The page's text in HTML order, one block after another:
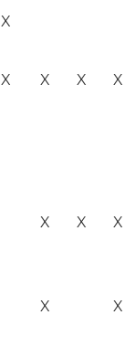
X
X X X X
X X X
X X